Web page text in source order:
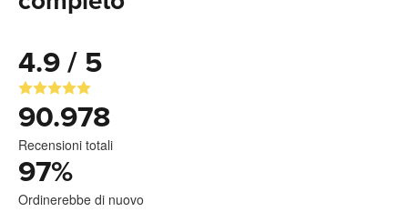
4.9 / 5
90.978
Recensioni totali
97%
Ordinerebbe di nuovo